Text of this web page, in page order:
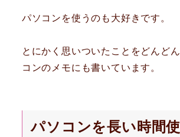
パソコンを使うのも大好きです。
とにかく思いついたことをどんど
コンのメモにも書いています。
パソコンを長い時間